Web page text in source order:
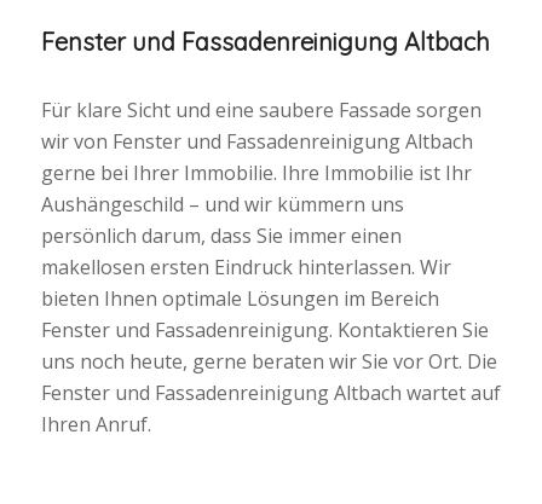
Fenster und Fassadenreinigung Altbach
Für klare Sicht und eine saubere Fassade sorgen
wir von Fenster und Fassadenreinigung Altbach
gerne bei Ihrer Immobilie. Ihre Immobilie ist Ihr
Aushängeschild – und wir kümmern uns
persönlich darum, dass Sie immer einen
makellosen ersten Eindruck hinterlassen. Wir
bieten Ihnen optimale Lösungen im Bereich
Fenster und Fassadenreinigung. Kontaktieren Sie
uns noch heute, gerne beraten wir Sie vor Ort. Die
Fenster und Fassadenreinigung Altbach wartet auf
Ihren Anruf.